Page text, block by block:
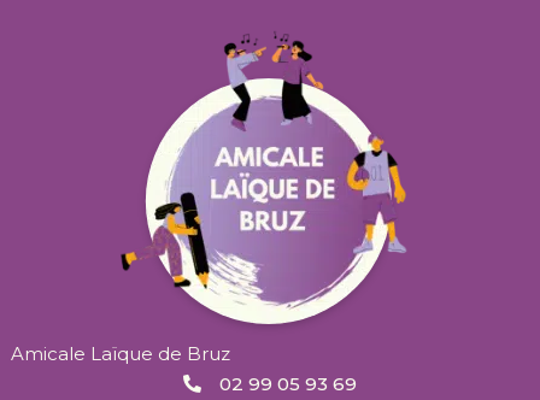
Amicale Laïque de Bruz
02 99 05 93 69